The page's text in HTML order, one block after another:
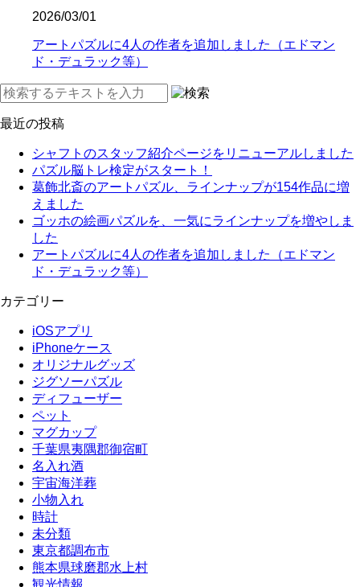
2026/03/01
アートパズルに4人の作者を追加しました（エドマン
ド・デュラック等）
最近の投稿
シャフトのスタッフ紹介ページをリニューアルしました
パズル脳トレ検定がスタート！
葛飾北斎のアートパズル、ラインナップが154作品に増
えました
ゴッホの絵画パズルを、一気にラインナップを増やしま
した
アートパズルに4人の作者を追加しました（エドマン
ド・デュラック等）
カテゴリー
iOSアプリ
iPhoneケース
オリジナルグッズ
ジグソーパズル
ディフューザー
ペット
マグカップ
千葉県夷隅郡御宿町
名入れ酒
宇宙海洋葬
小物入れ
時計
未分類
東京都調布市
熊本県球磨郡水上村
観光情報